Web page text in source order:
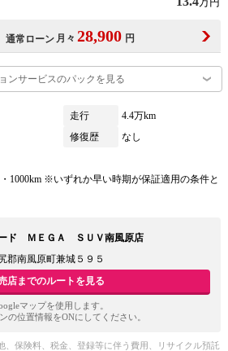
通常ローン 月々 28,900 円
ンサービスのパックを見る
走行
4.4万km
修復歴
なし
1000km ※いずれか早い時期が保証適用の条件と
ド ＭＥＧＡ ＳＵＶ南風原店
郡南風原町兼城５９５
店までのルートを見る
マップを使用します。
の位置情報をONにしてください。
、保険料、税金、登録等に伴う費用、リサイクル預託